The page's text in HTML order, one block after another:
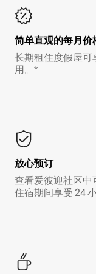
简单直观的每月价
长期租住度假屋
用。*
放心预订
查看爱彼迎社区中
住宿期间享受 24